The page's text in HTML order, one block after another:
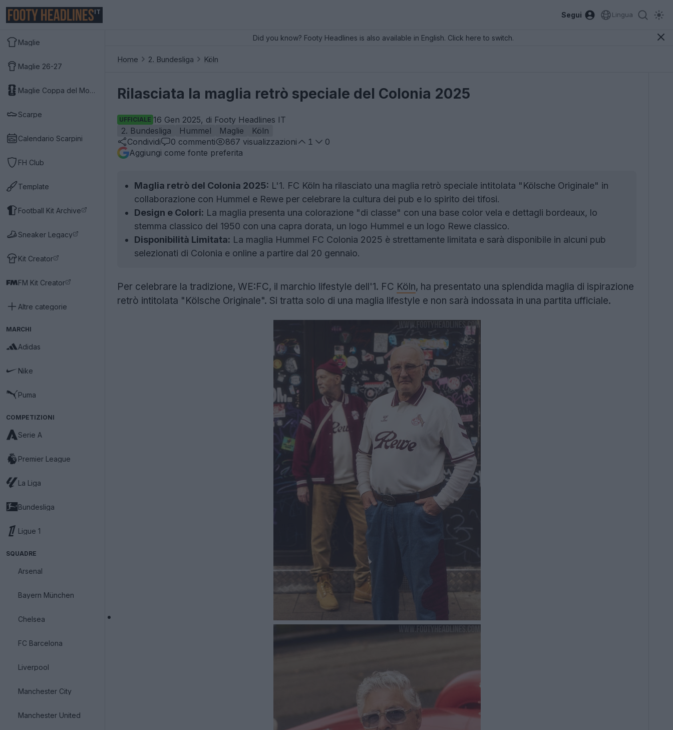
IT Segui Lingua
Maglie
Maglie 26-27
Maglie Coppa del Mondo 2026
Scarpe
Calendario Scarpini
FH Club
Template
Football Kit Archive
Sneaker Legacy
Kit Creator
FM Kit Creator
Altre categorie
MARCHI
Adidas
Nike
Puma
COMPETIZIONI
Serie A
Premier League
La Liga
Bundesliga
Ligue 1
SQUADRE
Arsenal
Bayern München
Chelsea
FC Barcelona
Liverpool
Manchester City
Manchester United
Did you know? Footy Headlines is also available in English. Click here to switch.
Home 2. Bundesliga Köln
Rilasciata la maglia retrò speciale del Colonia 2025
UFFICIALE 16 Gen 2025, di Footy Headlines IT
2. Bundesliga
Hummel Maglie
Köln
Condividi
0 commenti 867 visualizzazioni 1
0
Aggiungi come fonte preferita
Maglia retrò del Colonia 2025: L'1. FC Köln ha rilasciato una maglia retrò speciale intitolata "Kölsche Originale" in
collaborazione con Hummel e Rewe per celebrare la cultura dei pub e lo spirito dei tifosi.
Design e Colori: La maglia presenta una colorazione "di classe" con una base color vela e dettagli bordeaux, lo
stemma classico del 1950 con una capra dorata, un logo Hummel e un logo Rewe classico.
Disponibilità Limitata: La maglia Hummel FC Colonia 2025 è strettamente limitata e sarà disponibile in alcuni pub
selezionati di Colonia e online a partire dal 20 gennaio.
Per celebrare la tradizione, WE:FC, il marchio lifestyle dell'1. FC Köln, ha presentato una splendida maglia di ispirazione
retrò intitolata "Kölsche Originale". Si tratta solo di una maglia lifestyle e non sarà indossata in una partita ufficiale.